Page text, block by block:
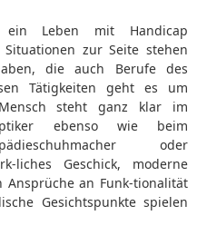
.
ein Leben mit Handicap
zur Seite stehen
die auch Berufe des
Tätigkeiten geht es um
steht ganz klar im
ebenso wie beim
oder
liches Geschick, moderne
Ansprüche an Funk-tionalität
Gesichtspunkte spielen